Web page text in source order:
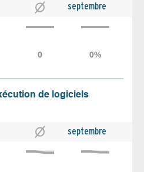
septembre
de logiciels
septembre